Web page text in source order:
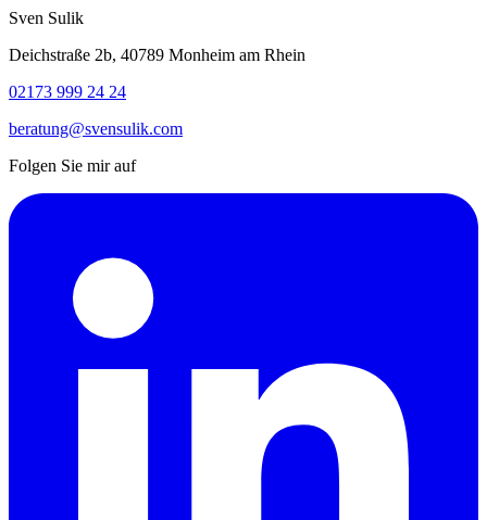
Sven Sulik
Deichstraße 2b, 40789 Monheim am Rhein
02173 999 24 24
beratung@svensulik.com
Folgen Sie mir auf